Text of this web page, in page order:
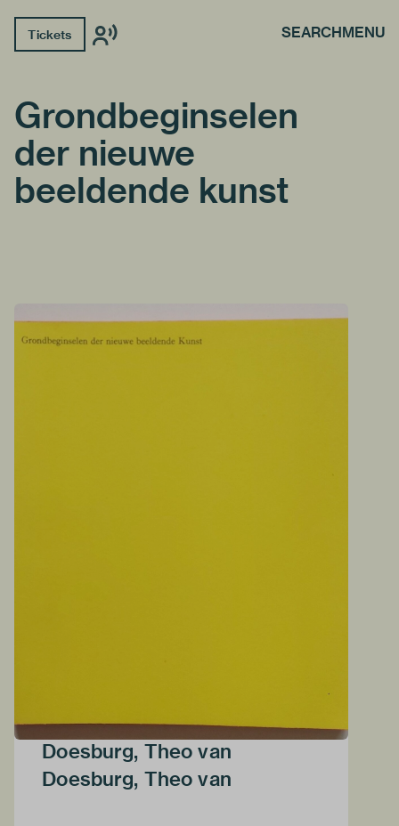
Tickets SEARCHMENU
Grondbeginselen
der nieuwe
beeldende kunst
Doesburg, Theo van
Doesburg, Theo van